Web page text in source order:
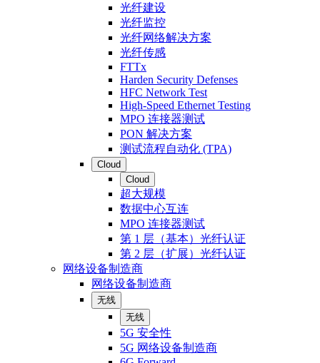
光纤建设
光纤监控
光纤网络解决方案
光纤传感
FTTx
Harden Security Defenses
HFC Network Test
High-Speed Ethernet Testing
MPO 连接器测试
PON 解决方案
测试流程自动化 (TPA)
Cloud
Cloud
超大规模
数据中心互连
MPO 连接器测试
第 1 层（基本）光纤认证
第 2 层（扩展）光纤认证
网络设备制造商
网络设备制造商
无线
无线
5G 安全性
5G 网络设备制造商